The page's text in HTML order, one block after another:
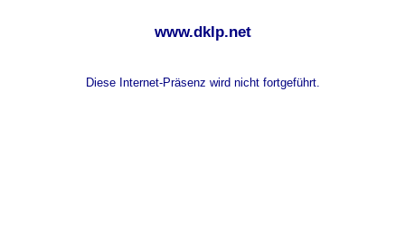
www.dklp.net
Diese Internet-Präsenz wird nicht fortgeführt.